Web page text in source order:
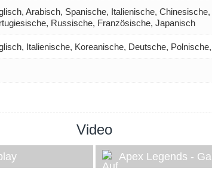
Arabisch, Spanische, Italienische,
Russische, Französische, Japanisch
Italienische, Koreanische, Deutsche,
Video
Apex Legends -